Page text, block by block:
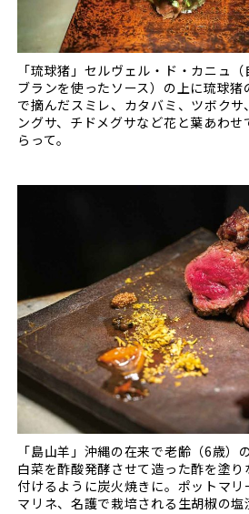
「琉球猪」セルヴェル・ド・カニュ
ブランを使ったソース）の上に琉球猪
で摘んだスミレ、カタバミ、ツボク
ングサ、チドメグサなど花と葉あわ
らって。
「島山羊」沖縄の在来で老齢（6歳）
白菜を酢酸発酵させて造った酢を塗
付けるように炭火焼きに。ポットマ
マリネ、名護で栽培される生胡椒の